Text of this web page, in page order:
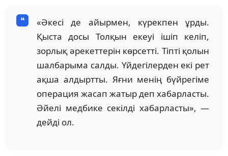
«Әкесі де айырмен, күрекпен ұрды.
Қыста досы Толқын екеуі ішіп келіп,
зорлық әрекеттерін көрсетті. Тіпті қолын
шалбарыма салды. Үйдегілерден екі рет
ақша алдыртты. Яғни менің бүйрегіме
операция жасап жатыр деп хабарласты.
Әйелі медбике секілді хабарласты», —
дейді ол.